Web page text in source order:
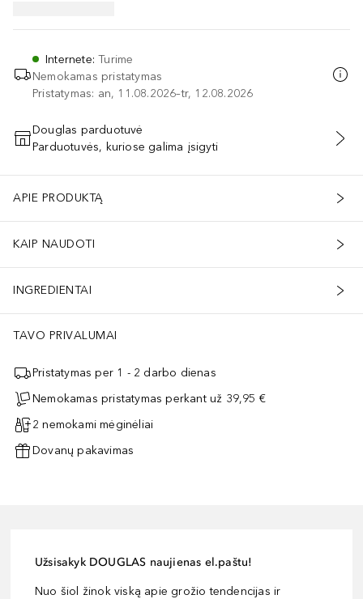
Internete:Turime
Nemokamas pristatymas
Pristatymas: an, 11.08.2026–tr, 12.08.2026
PRIDĖTI Į KREPŠELĮ
Douglas parduotuvė
Parduotuvės, kuriose galima įsigyti
APIE PRODUKTĄ
KAIP NAUDOTI
INGREDIENTAI
TAVO PRIVALUMAI
Pristatymas per 1 - 2 darbo dienas
Nemokamas pristatymas perkant už 39,95 €
2 nemokami mėginėliai
Dovanų pakavimas
Užsisakyk DOUGLAS naujienas el.paštu!
Nuo šiol žinok viską apie grožio tendencijas ir